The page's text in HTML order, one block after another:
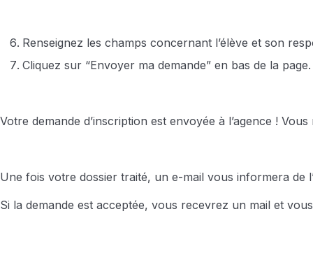
Renseignez les champs concernant l’élève et son
Cliquez sur “Envoyer ma demande” en bas de la page.
Votre demande d’inscription est envoyée à l’agence !
Une fois votre dossier traité, un e-mail vous informera de
Si la demande est acceptée, vous recevrez un mail et